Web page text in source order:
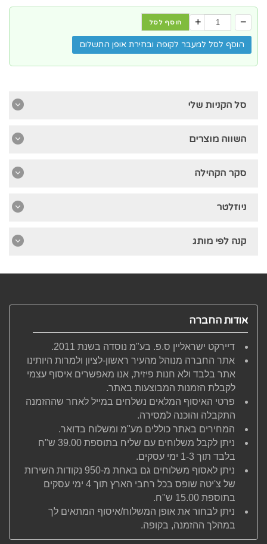
הוסף לסל + −
הוסף לסל למעבר לקופה ובחירת אופן התשלום
סל הקניות שלי
השווה מוצרים
סקר הקהילה
ניוזלטר
קנה לפי מותג
אודות החברה
דיירקט ישראליין ס.פ. בע"מ נוסדה בשנת 2011.
אתר החברה מנוהל מהעיר ראשון-לציון ולמרות היותינו
אתר בלבד ולא חנות פיזית, אנו מאפשרים איסוף עצמי
לקבלת הזמנות המבוצעות באתר.
פרטי האיסוף המלאים נשלחים במייל לאחר שההזמנה
התקבלה והוכנה למסירה.
המחירים באתר כוללים מע"מ ומשלוח בדואר.
ניתן לקבל משלוחים עם שליח בתוספת 39.00 ש"ח
בלבד תוך 1-3 ימי עסקים.
ניתן לאסוף משלוחים גם באחת מ-950 נקודות השירות
של צ'יטה שופס בכל רחבי הארץ תוך 4 ימי עסקים
בתוספת 15.00 ש"ח.
ניתן לבחור את אופן המשלוח/איסוף המתאים לך
במהלך ההזמנה, בקופה.